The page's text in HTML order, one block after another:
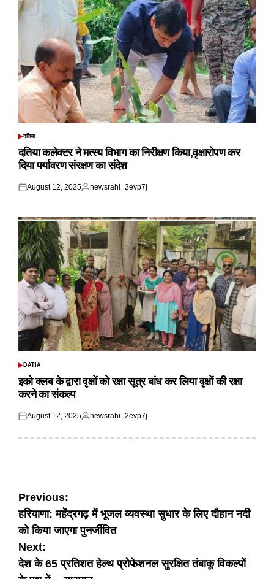
POSTED
दतिया
दतिया कलेक्टर ने मत्स्य विभाग का निरीक्षण किया,वृक्षारोपण कर
दिया पर्यावरण संरक्षण का संदेश
Posted
August 12, 2025
Posted
newsrahi_2evp7j
POSTED
DATIA
इको क्लब के द्वारा वृक्षों को रक्षा सूत्र बांध कर लिया वृक्षों की रक्षा
करने का संकल्प
Posted
August 12, 2025
Posted
newsrahi_2evp7j
Post
navigation
Previous:
हरियाणा: महेंद्रगढ़ में भूजल व्यवस्था सुधार के लिए दौहान नदी
को किया जाएगा पुनर्जीवित
Next:
देश के 65 प्रतिशत हेल्थ प्रोफेशनल सुरक्षित तंबाकू विकल्पों